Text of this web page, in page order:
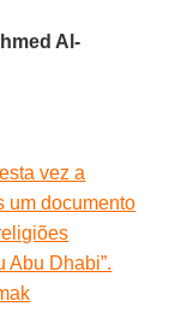
Al-
vez a
um documento
Abu Dhabi”.